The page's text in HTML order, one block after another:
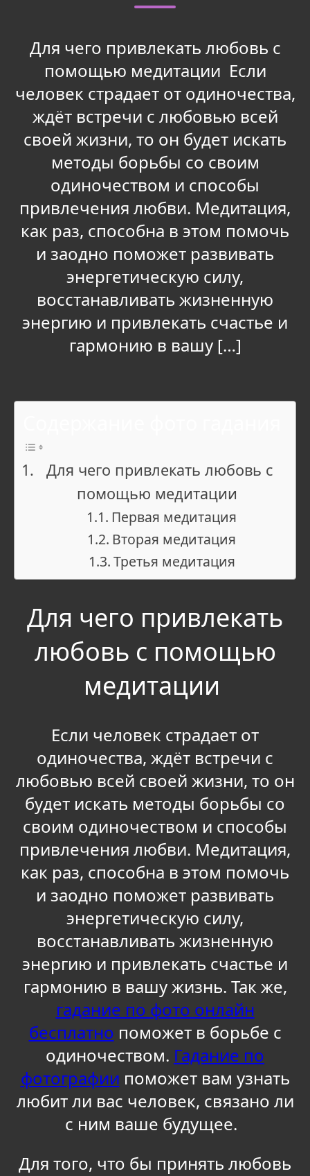
Для чего привлекать любовь с
помощью медитации Если
человек страдает от одиночества,
ждёт встречи с любовью всей
своей жизни, то он будет искать
методы борьбы со своим
одиночеством и способы
привлечения любви. Медитация,
как раз, способна в этом помочь
и заодно поможет развивать
энергетическую силу,
восстанавливать жизненную
энергию и привлекать счастье и
гармонию в вашу […]
Для чего привлекать любовь с
помощью медитации
Первая медитация
Вторая медитация
Третья медитация
Для чего привлекать
любовь с помощью
медитации
Если человек страдает от
одиночества, ждёт встречи с
любовью всей своей жизни, то он
будет искать методы борьбы со
своим одиночеством и способы
привлечения любви. Медитация,
как раз, способна в этом помочь
и заодно поможет развивать
энергетическую силу,
восстанавливать жизненную
энергию и привлекать счастье и
гармонию в вашу жизнь. Так же,
гадание по фото онлайн
бесплатно поможет в борьбе с
одиночеством. Гадание по
фотографии поможет вам узнать
любит ли вас человек, связано ли
с ним ваше будущее.
Для того, что бы принять любовь